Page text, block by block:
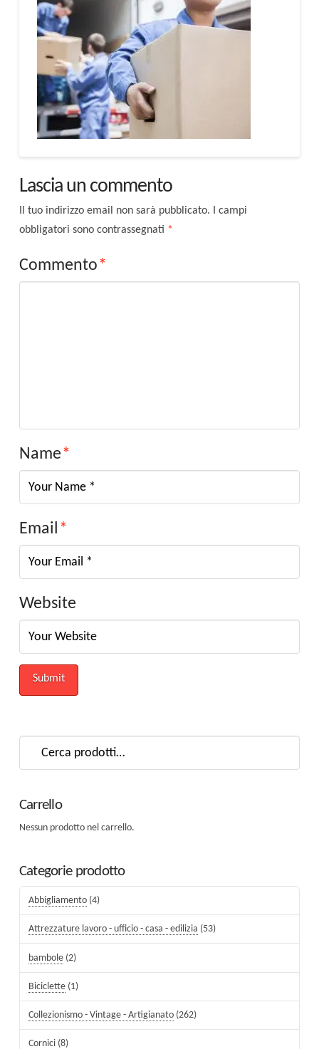
Lascia un commento
Il tuo indirizzo email non sarà pubblicato.
I campi
obbligatori sono contrassegnati *
Commento*
Name*
Email*
Website
Carrello
Nessun prodotto nel carrello.
Categorie prodotto
Abbigliamento (4)
Attrezzature lavoro - ufficio - casa - edilizia (53)
bambole (2)
Biciclette (1)
Collezionismo - Vintage - Artigianato (262)
Cornici (8)